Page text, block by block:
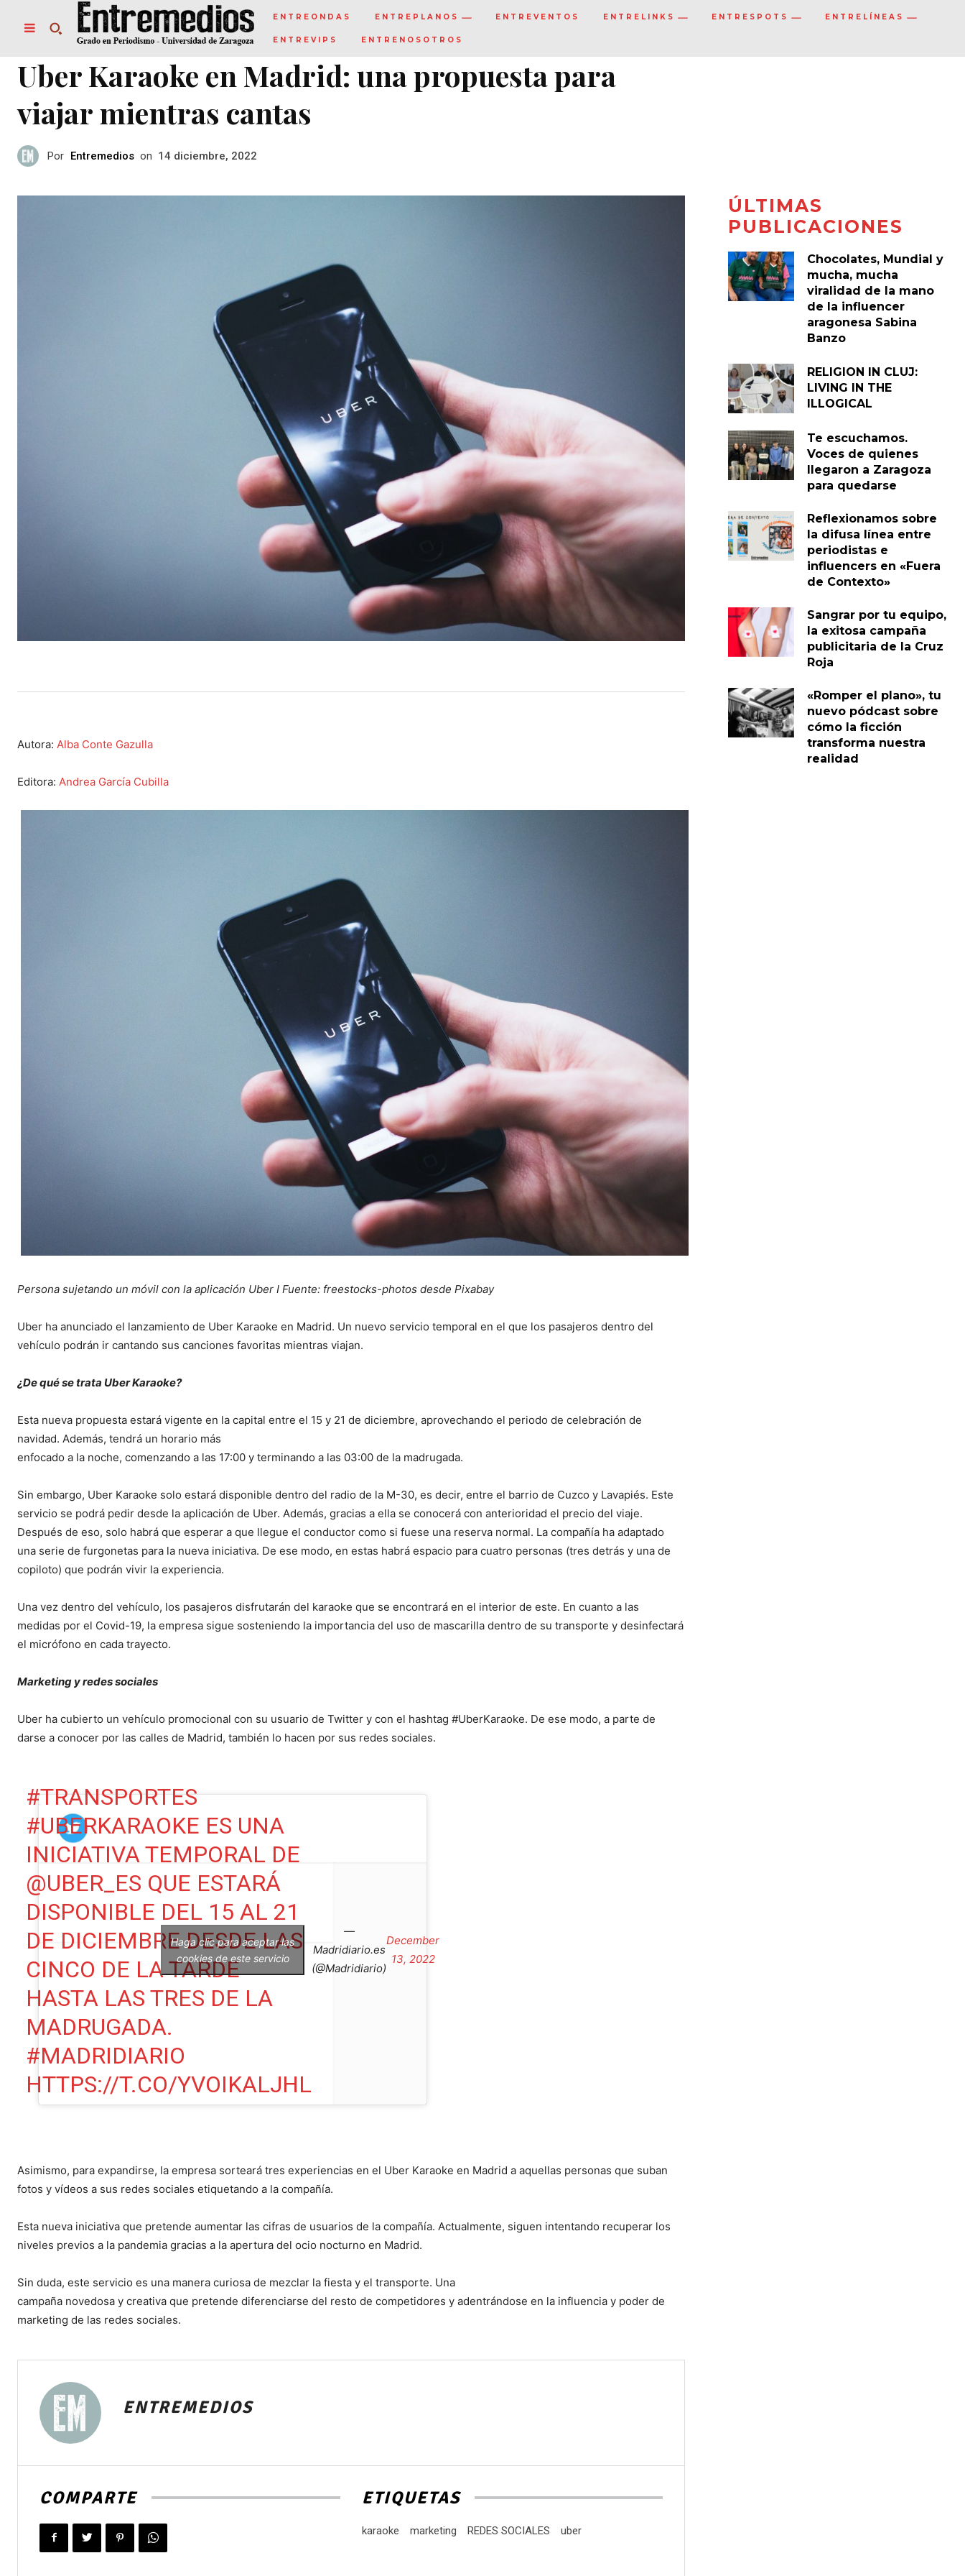
ENTREONDAS ENTREPLANOS ENTREVENTOS ENTRELINKS ENTRESPOTS ENTRELÍNEAS
ENTREVIPS ENTRENOSOTROS
Uber Karaoke en Madrid: una propuesta para
viajar mientras cantas
Por Entremedios on 14 diciembre, 2022
Autora: Alba Conte Gazulla
Editora: Andrea García Cubilla
Persona sujetando un móvil con la aplicación Uber I Fuente: freestocks-photos desde Pixabay
Uber ha anunciado el lanzamiento de Uber Karaoke en Madrid. Un nuevo servicio temporal en el que los pasajeros dentro del
vehículo podrán ir cantando sus canciones favoritas mientras viajan.
¿De qué se trata Uber Karaoke?
Esta nueva propuesta estará vigente en la capital entre el 15 y 21 de diciembre, aprovechando el periodo de celebración de
navidad. Además, tendrá un horario más
enfocado a la noche, comenzando a las 17:00 y terminando a las 03:00 de la madrugada.
Sin embargo, Uber Karaoke solo estará disponible dentro del radio de la M-30, es decir, entre el barrio de Cuzco y Lavapiés. Este
servicio se podrá pedir desde la aplicación de Uber. Además, gracias a ella se conocerá con anterioridad el precio del viaje.
Después de eso, solo habrá que esperar a que llegue el conductor como si fuese una reserva normal. La compañía ha adaptado
una serie de furgonetas para la nueva iniciativa. De ese modo, en estas habrá espacio para cuatro personas (tres detrás y una de
copiloto) que podrán vivir la experiencia.
Una vez dentro del vehículo, los pasajeros disfrutarán del karaoke que se encontrará en el interior de este. En cuanto a las
medidas por el Covid-19, la empresa sigue sosteniendo la importancia del uso de mascarilla dentro de su transporte y desinfectará
el micrófono en cada trayecto.
Marketing y redes sociales
Uber ha cubierto un vehículo promocional con su usuario de Twitter y con el hashtag #UberKaraoke. De ese modo, a parte de
darse a conocer por las calles de Madrid, también lo hacen por sus redes sociales.
#TRANSPORTES
#UBERKARAOKE ES UNA
INICIATIVA TEMPORAL DE
@UBER_ES QUE ESTARÁ
DISPONIBLE DEL 15 AL 21
DE DICIEMBRE DESDE LAS
CINCO DE LA TARDE
HASTA LAS TRES DE LA
MADRUGADA.
#MADRIDIARIO
HTTPS://T.CO/YVOIKALJHL
—
Madridiario.es
(@Madridiario)
December
13, 2022
Haga clic para aceptar las
cookies de este servicio
Asimismo, para expandirse, la empresa sorteará tres experiencias en el Uber Karaoke en Madrid a aquellas personas que suban
fotos y vídeos a sus redes sociales etiquetando a la compañía.
Esta nueva iniciativa que pretende aumentar las cifras de usuarios de la compañía. Actualmente, siguen intentando recuperar los
niveles previos a la pandemia gracias a la apertura del ocio nocturno en Madrid.
Sin duda, este servicio es una manera curiosa de mezclar la fiesta y el transporte. Una
campaña novedosa y creativa que pretende diferenciarse del resto de competidores y adentrándose en la influencia y poder de
marketing de las redes sociales.
ENTREMEDIOS
COMPARTE ETIQUETAS
karaoke marketing REDES SOCIALES uber
ÚLTIMAS
PUBLICACIONES
Chocolates, Mundial y
mucha, mucha
viralidad de la mano
de la influencer
aragonesa Sabina
Banzo
RELIGION IN CLUJ:
LIVING IN THE
ILLOGICAL
Te escuchamos.
Voces de quienes
llegaron a Zaragoza
para quedarse
Reflexionamos sobre
la difusa línea entre
periodistas e
influencers en «Fuera
de Contexto»
Sangrar por tu equipo,
la exitosa campaña
publicitaria de la Cruz
Roja
«Romper el plano», tu
nuevo pódcast sobre
cómo la ficción
transforma nuestra
realidad